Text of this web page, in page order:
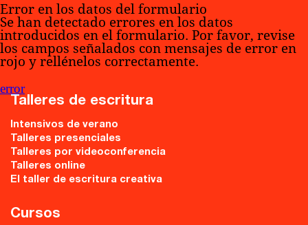
Error en los datos del formulario
Se han detectado errores en los datos
introducidos en el formulario. Por favor, revise
los campos señalados con mensajes de error en
rojo y rellénelos correctamente.
error
Talleres de escritura
Intensivos de verano
Talleres presenciales
Talleres por videoconferencia
Talleres online
El taller de escritura creativa
Cursos